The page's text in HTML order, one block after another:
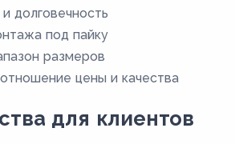
долговечность
под пайку
размеров
цены и качества
для клиентов